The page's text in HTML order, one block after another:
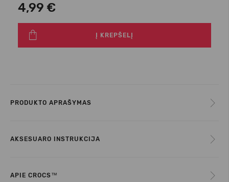
4,99 €
Į KREPŠELĮ
PRODUKTO APRAŠYMAS
AKSESUARO INSTRUKCIJA
APIE CROCS™